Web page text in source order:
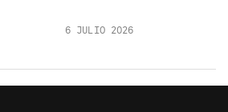
6 JULIO 2026